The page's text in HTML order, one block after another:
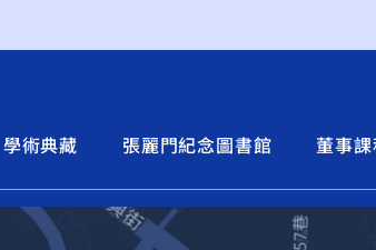
學術典藏 張麗門紀念圖書館 董事